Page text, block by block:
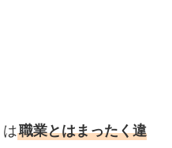
職業とはまったく違